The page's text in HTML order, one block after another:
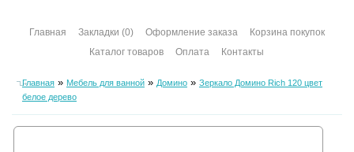
Главная Закладки (0) Оформление заказа
Корзина покупок
Каталог товаров
Оплата Контакты
Главная» Мебель для ванной» Домино» Зеркало Домино Rich 120 цвет
белое дерево